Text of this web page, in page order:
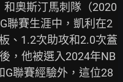
奧斯汀馬刺隊（2020
聯賽生涯中，凱利在2
、1.2次助攻和2.0次蓋
，他被選入2024年NB
G聯賽經驗外，這位28